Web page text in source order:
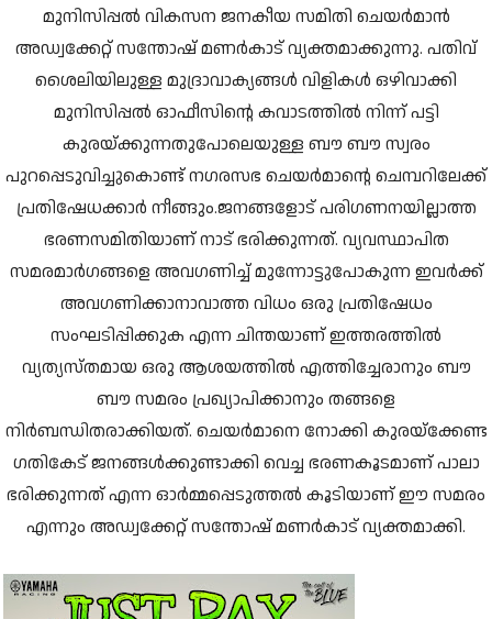
മുനിസിപ്പല്‍ വികസന ജനകീയ സമിതി ചെയർമാൻ
അഡ്വക്കേറ്റ് സന്തോഷ് മണർകാട് വ്യക്തമാക്കുന്നു. പതിവ്
ശൈലിയിലുള്ള മുദ്രാവാക്യങ്ങൾ വിളികൾ ഒഴിവാക്കി
മുനിസിപ്പൽ ഓഫീസിന്റെ കവാടത്തിൽ നിന്ന് പട്ടി
കുരയ്ക്കുന്നതുപോലെയുള്ള ബൗ ബൗ സ്വരം
പുറപ്പെടുവിച്ചുകൊണ്ട് നഗരസഭ ചെയർമാന്റെ ചെമ്പറിലേക്ക്
പ്രതിഷേധക്കാർ നീങ്ങും.ജനങ്ങളോട് പരിഗണനയില്ലാത്ത
ഭരണസമിതിയാണ് നാട് ഭരിക്കുന്നത്. വ്യവസ്ഥാപിത
സമരമാർഗങ്ങളെ അവഗണിച്ച് മുന്നോട്ടുപോകുന്ന ഇവർക്ക്
അവഗണിക്കാനാവാത്ത വിധം ഒരു പ്രതിഷേധം
സംഘടിപ്പിക്കുക എന്ന ചിന്തയാണ് ഇത്തരത്തിൽ
വ്യത്യസ്തമായ ഒരു ആശയത്തിൽ എത്തിച്ചേരാനും ബൗ
ബൗ സമരം പ്രഖ്യാപിക്കാനും തങ്ങളെ
നിർബന്ധിതരാക്കിയത്. ചെയർമാനെ നോക്കി കുരയ്ക്കേണ്ട
ഗതികേട് ജനങ്ങൾക്കുണ്ടാക്കി വെച്ച ഭരണകൂടമാണ് പാലാ
ഭരിക്കുന്നത് എന്ന ഓർമ്മപ്പെടുത്തൽ കൂടിയാണ് ഈ സമരം
എന്നും അഡ്വക്കേറ്റ് സന്തോഷ് മണർകാട് വ്യക്തമാക്കി.